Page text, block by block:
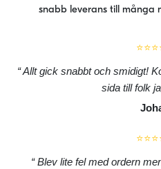
snabb leverans till många
Allt gick snabbt och smidigt!
sida till folk
Blev lite fel med ordern